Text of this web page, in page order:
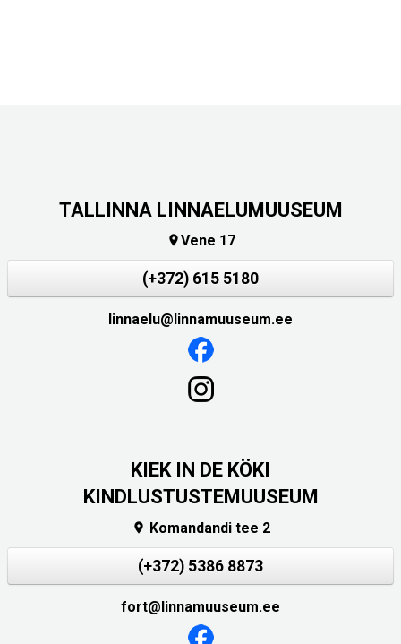
TALLINNA LINNAELUMUUSEUM
Vene 17
(+372) 615 5180
linnaelu@linnamuuseum.ee
KIEK IN DE KÖKI
KINDLUSTUSTEMUUSEUM
 Komandandi tee 2
(+372) 5386 8873
fort@linnamuuseum.ee